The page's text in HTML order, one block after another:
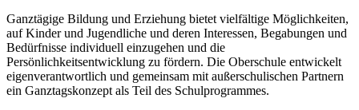
Ganztägige Bildung und Erziehung bietet vielfältige Möglichkeiten,
auf Kinder und Jugendliche und deren Interessen, Begabungen und
Bedürfnisse individuell einzugehen und die
Persönlichkeitsentwicklung zu fördern. Die Oberschule entwickelt
eigenverantwortlich und gemeinsam mit außerschulischen Partnern
ein Ganztagskonzept als Teil des Schulprogrammes.